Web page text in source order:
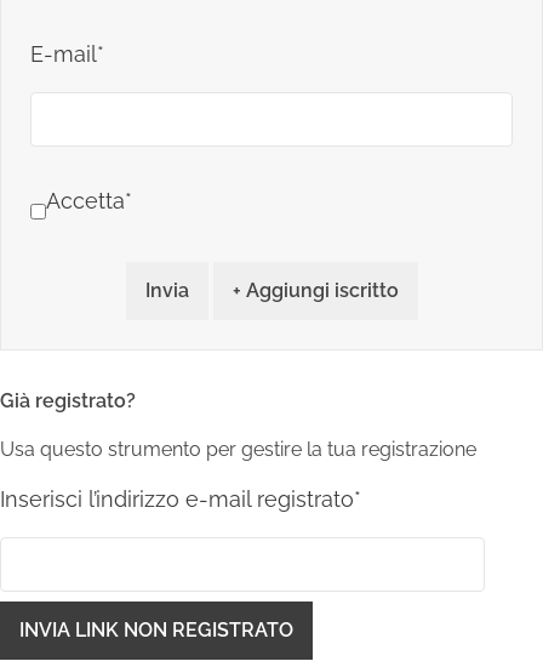
E-mail*
Accetta*
Invia + Aggiungi iscritto
Già registrato?
Usa questo strumento per gestire la tua registrazione
Inserisci l’indirizzo e-mail registrato*